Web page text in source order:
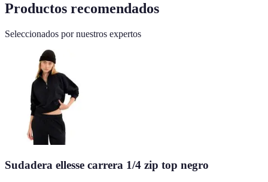
Productos recomendados
Seleccionados por nuestros expertos
Sudadera ellesse carrera 1/4 zip top negro